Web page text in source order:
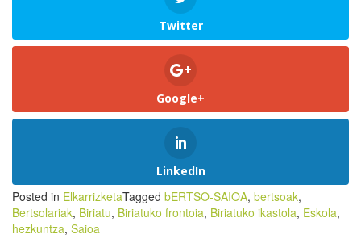
Twitter
Google+
LinkedIn
Posted in ElkarrizketaTagged bERTSO-SAIOA, bertsoak,
Bertsolariak, Biriatu, Biriatuko frontoia, Biriatuko ikastola, Eskola,
hezkuntza, Saioa